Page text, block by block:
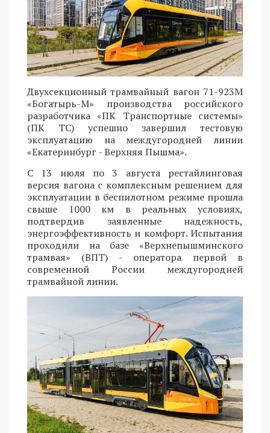
Двухсекционный трамвайный вагон 71-923М
«Богатырь-М» производства российского
разработчика «ПК Транспортные системы»
(ПК ТС) успешно завершил тестовую
эксплуатацию на междугородней линии
«Екатеринбург - Верхняя Пышма».
С 13 июля по 3 августа рестайлинговая
версия вагона с комплексным решением для
эксплуатации в беспилотном режиме прошла
свыше 1000 км в реальных условиях,
подтвердив заявленные надежность,
энергоэффективность и комфорт. Испытания
проходили на базе «Верхнепышминского
трамвая» (ВПТ) - оператора первой в
современной России междугородней
трамвайной линии.